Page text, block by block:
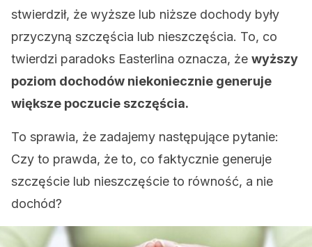
stwierdził, że wyższe lub niższe dochody były
przyczyną szczęścia lub nieszczęścia. To, co
twierdzi paradoks Easterlina oznacza, że ​​ wyższy
poziom dochodów niekoniecznie generuje
większe poczucie szczęścia.
To sprawia, że ​​zadajemy następujące pytanie:
Czy to prawda, że ​​to, co faktycznie generuje
szczęście lub nieszczęście to równość, a nie
dochód?